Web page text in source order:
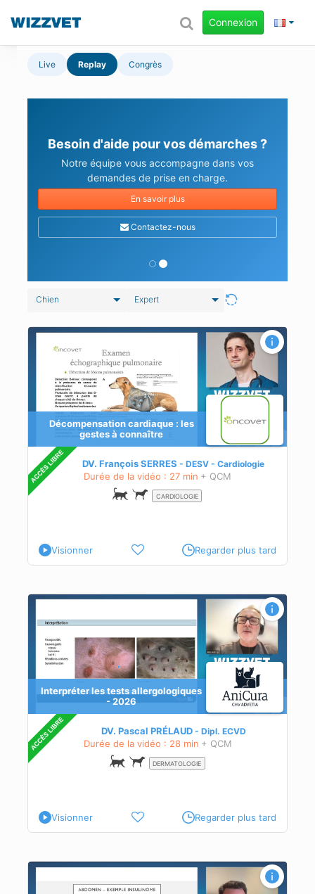
Connexion
Live Replay Congrès
Besoin d'aide pour vos démarches ?
Notre équipe vous accompagne dans vos
demandes de prise en charge.
En savoir plus
Contactez-nous
Chien Expert
Décompensation cardiaque : les
gestes à connaître
DV. François SERRES DESV - Cardiologie
Durée de la vidéo : 27 min + QCM
CARDIOLOGIE
Visionner Regarder plus tard
Interpréter les tests allergologiques
- 2026
DV. Pascal PRÉLAUD Dipl. ECVD
Durée de la vidéo : 28 min + QCM
DERMATOLOGIE
Visionner Regarder plus tard